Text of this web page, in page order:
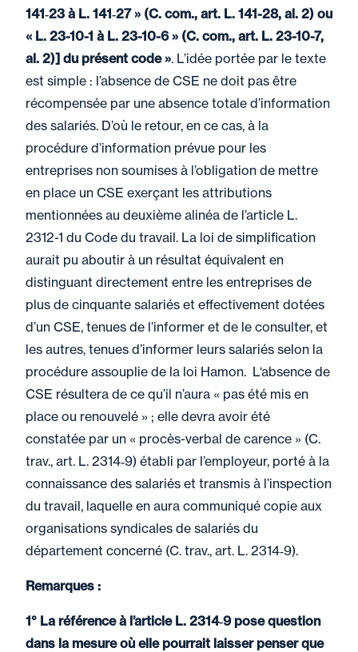
141‑23 à L. 141‑27 » (C. com., art. L. 141-28, al. 2) ou
« L. 23-10-1 à L. 23-10-6 » (C. com., art. L. 23-10-7,
al. 2)] du présent code ». L’idée portée par le texte
est simple : l’absence de CSE ne doit pas être
récompensée par une absence totale d’information
des salariés. D’où le retour, en ce cas, à la
procédure d’information prévue pour les
entreprises non soumises à l’obligation de mettre
en place un CSE exerçant les attributions
mentionnées au deuxième alinéa de l’article L.
2312-1 du Code du travail. La loi de simplification
aurait pu aboutir à un résultat équivalent en
distinguant directement entre les entreprises de
plus de cinquante salariés et effectivement dotées
d’un CSE, tenues de l’informer et de le consulter, et
les autres, tenues d’informer leurs salariés selon la
procédure assouplie de la loi Hamon. L‘absence de
CSE résultera de ce qu’il n’aura « pas été mis en
place ou renouvelé » ; elle devra avoir été
constatée par un « procès-verbal de carence » (C.
trav., art. L. 2314‑9) établi par l’employeur, porté à la
connaissance des salariés et transmis à l’inspection
du travail, laquelle en aura communiqué copie aux
organisations syndicales de salariés du
département concerné (C. trav., art. L. 2314‑9).
Remarques :
1° La référence à l’article L. 2314‑9 pose question
dans la mesure où elle pourrait laisser penser que